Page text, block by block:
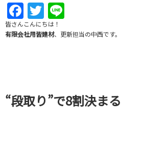
Facebook
Twitter
皆さんこんにちは！
有限会社用皆建材、更新担当の中西です。
“段取り”で8割決まる